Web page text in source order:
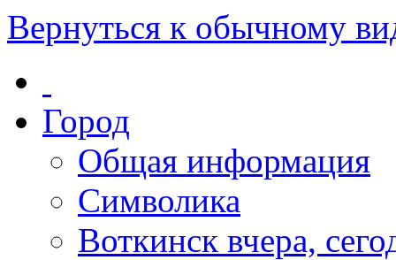
Вернуться к обычному
Город
Общая информация
Символика
Воткинск вчера,